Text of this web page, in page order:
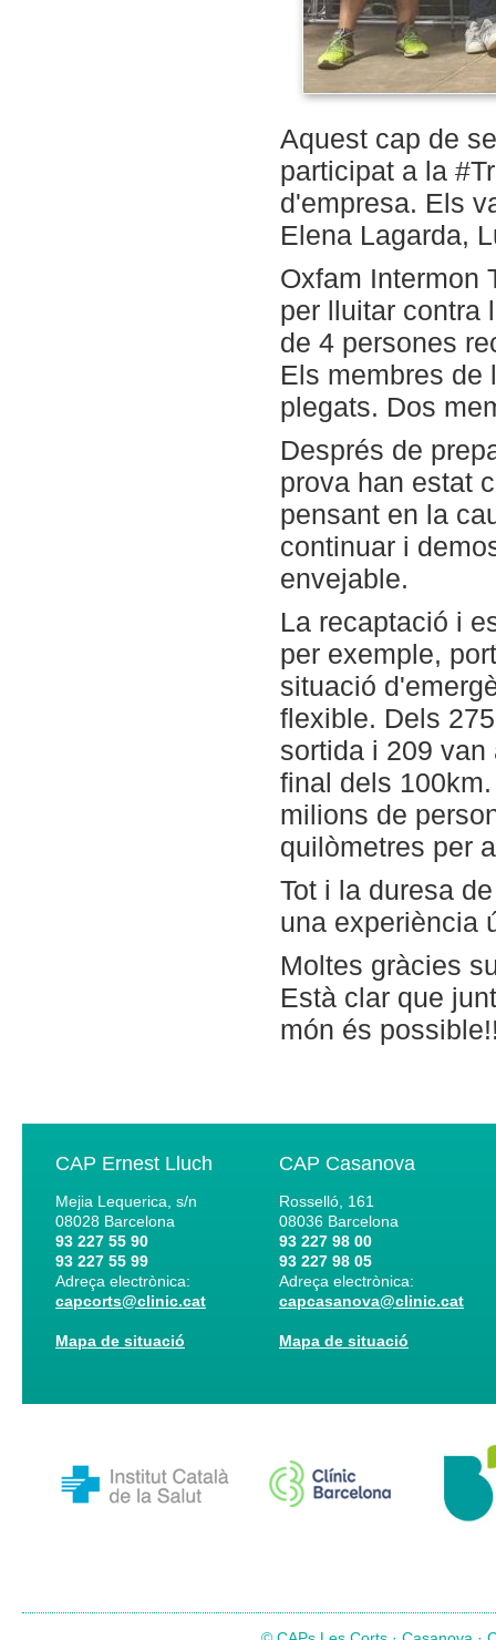
Aquest cap de
participat a la
d'empresa. Els
Elena Lagarda,
Oxfam Intermon
per lluitar contra
de 4 persones
Els membres de
plegats. Dos
Després de
prova han estat
pensant en la
continuar i
envejable.
La recaptació i
per exemple,
situació
flexible. Dels
sortida i 209
final dels
milions de
quilòmetres per
Tot i la duresa
una experiència
Moltes gràcies
Està clar que
món és
CAP Ernest Lluch
Mejia Lequerica, s/n
08028 Barcelona
93 227 55 90
93 227 55 99
Adreça electrònica:
capcorts@clinic.cat
Mapa de situació
CAP Casanova
Rosselló, 161
08036 Barcelona
93 227 98 00
93 227 98 05
Adreça electrònica:
capcasanova@clinic.cat
Mapa de situació